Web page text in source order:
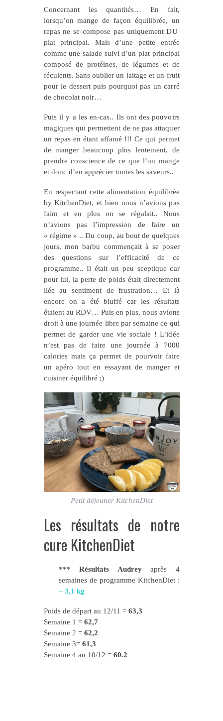
Concernant les quantités… En fait,
lorsqu’on mange de façon équilibrée, un
repas ne se compose pas uniquement DU
plat principal. Mais d’une petite entrée
comme une salade suivi d’un plat principal
composé de protéines, de légumes et de
féculents. Sans oublier un laitage et un fruit
pour le dessert puis pourquoi pas un carré
de chocolat noir…
Puis il y a les en-cas.. Ils ont des pouvoirs
magiques qui permettent de ne pas attaquer
un repas en étant affamé !!! Ce qui permet
de manger beaucoup plus lentement, de
prendre conscience de ce que l’on mange
et donc d’en apprécier toutes les saveurs..
En respectant cette alimentation équilibrée
by KitchenDiet, et bien nous n’avions pas
faim et en plus on se régalait.. Nous
n’avions pas l’impression de faire un
« régime » .. Du coup, au bout de quelques
jours, mon barbu commençait à se poser
des questions sur l’efficacité de ce
programme.. Il était un peu sceptique car
pour lui, la perte de poids était directement
liée au sentiment de frustration… Et là
encore on a été bluffé car les résultats
étaient au RDV… Puis en plus, nous avions
droit à une journée libre par semaine ce qui
permet de garder une vie sociale ! L’idée
n’est pas de faire une journée à 7000
calories mais ça permet de pourvoir faire
un apéro tout en essayant de manger et
cuisiner équilibré ;)
Petit déjeuner KitchenDiet
Les résultats de notre
cure KitchenDiet
*** Résultats Audreyaprès 4
semaines de programme KitchenDiet :
– 3,1 kg
Poids de départ au 12/11 = 63,3
Semaine 1 = 62,7
Semaine 2 = 62,2
Semaine 3= 61,3
Semaine 4 au 10/12 = 60,2